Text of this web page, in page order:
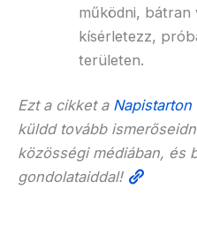
működni, bátran
kísérletezz,
területen.
Ezt a cikket a Napistarton
küldd tovább
közösségi médiában, és
gondolataiddal!